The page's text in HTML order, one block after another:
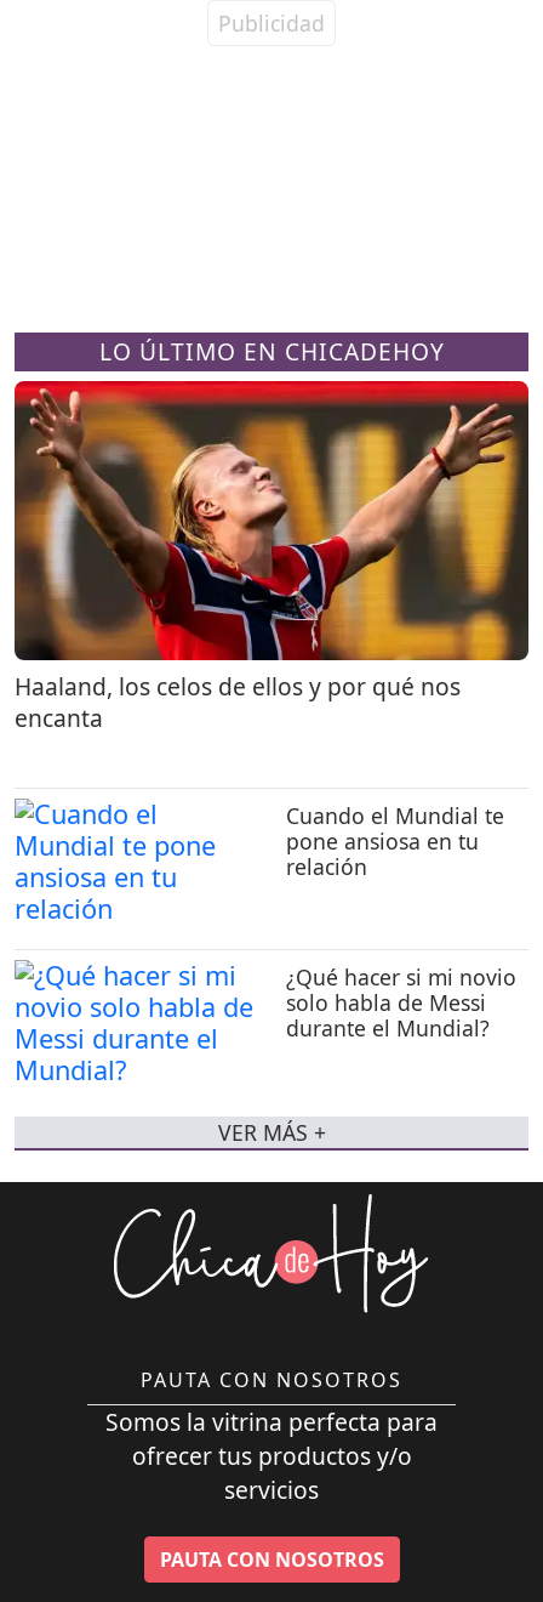
LO ÚLTIMO EN CHICADEHOY
Haaland, los celos de ellos y por qué nos
encanta
Cuando el Mundial te
pone ansiosa en tu
relación
¿Qué hacer si mi novio
solo habla de Messi
durante el Mundial?
VER MÁS +
PAUTA CON NOSOTROS
Somos la vitrina perfecta para
ofrecer tus productos y/o
servicios
PAUTA CON NOSOTROS